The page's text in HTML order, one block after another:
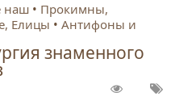
наш
Прокимны,
Елицы
Антифоны и
знаменного